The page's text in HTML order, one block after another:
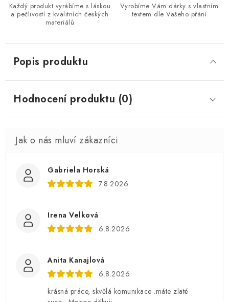
Každý produkt vyrábíme s láskou
a pečlivostí z kvalitních českých
materiálů
Vyrobíme Vám dárky s vlastním
textem dle Vašeho přání
Popis produktu
Hodnocení produktu (0)
Gabriela Horská
7.8.2026
Irena Velková
6.8.2026
Anita Kanajlová
6.8.2026
krásná práce, skvělá komunikace .máte zlaté